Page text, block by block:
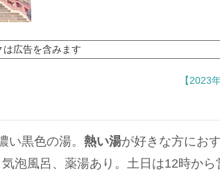
は広告を含みます
【2023
い黒色の湯。 熱い湯が好きな方におす
泡風呂、薬湯あり。土日は12時から